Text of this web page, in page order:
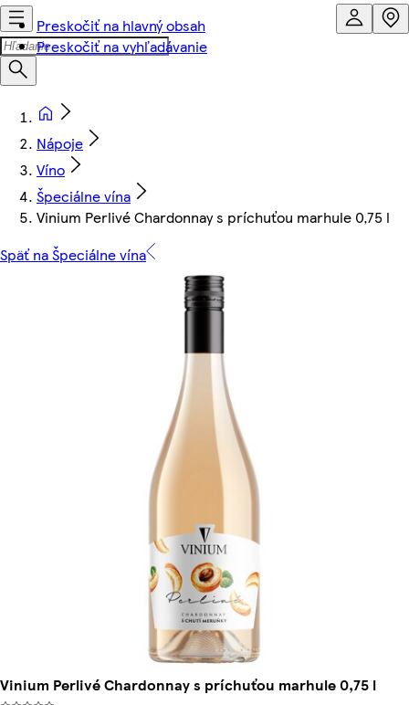
Preskočiť na hlavný obsah
Preskočiť na vyhľadávanie
Nápoje
Víno
Špeciálne vína
Vinium Perlivé Chardonnay s príchuťou marhule 0,75 l
Späť na Špeciálne vína
Vinium Perlivé Chardonnay s príchuťou marhule 0,75 l